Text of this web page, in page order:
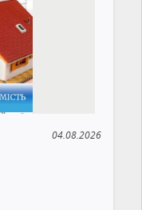
04.08.2026